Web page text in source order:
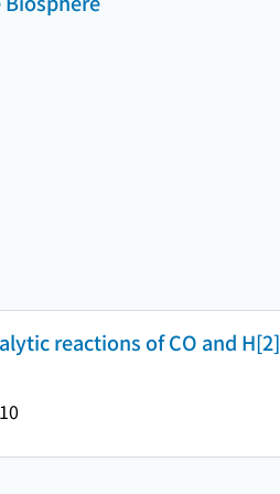
reactions of CO and H[2]